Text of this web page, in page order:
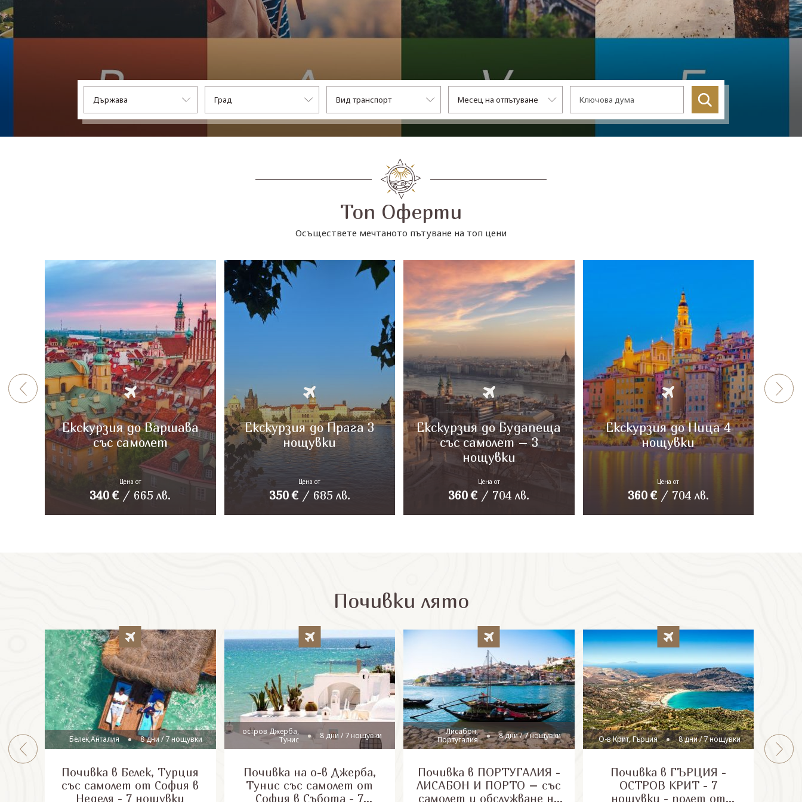
Топ Оферти
Осъществете мечтаното пътуване на топ цени
Екскурзия до Варшава
със самолет
Цена от
340 € / 665 лв.
Екскурзия до Прага 3
нощувки
Цена от
350 €/ 685 лв.
Екскурзия до Будапеща
със самолет – 3
нощувки
Цена от
360 € / 704 лв.
Екскурзия до Ница 4
нощувки
Цена от
360 €/ 704 лв.
Почивки лято
Белек,Анталия 8 дни / 7 нощувки
Почивка в Белек, Турция
със самолет от София в
Неделя - 7 нощувки
остров Джерба,
Тунис
8 дни / 7 нощувки
Почивка на о-в Джерба,
Тунис със самолет от
София в Събота - 7
Лисабон,
Португалия
8 дни / 7 нощувки
Почивка в ПОРТУГАЛИЯ -
ЛИСАБОН И ПОРТО – със
самолет и обслужване на
О-в Крит, Гърция 8 дни / 7 нощувки
Почивка в ГЪРЦИЯ -
ОСТРОВ КРИТ - 7
нощувки - полет от